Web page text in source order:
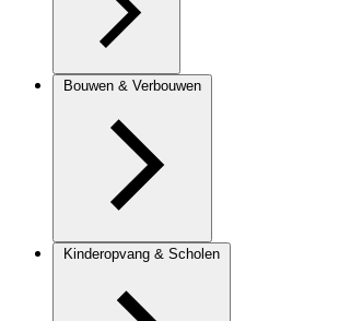
Bouwen & Verbouwen
Kinderopvang & Scholen